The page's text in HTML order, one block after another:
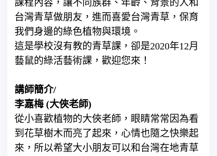
課程內容，讓不同族群、年齡、背景的人和
台灣青草做朋友，進而喜愛台灣青草，保育
我們身邊的綠色植物與環境。
這是學校沒有教的青草課，卻是2020年12月
藝鼠的綠活藝術課，歡迎您來！
講師簡介/
李嘉梅 (大俠老師)
從小喜歡植物的大俠老師，眼睛常常因為看
到花草樹木而亮了起來，心情也隨之快樂起
來，所以希望大小朋友可以和台灣在地青草